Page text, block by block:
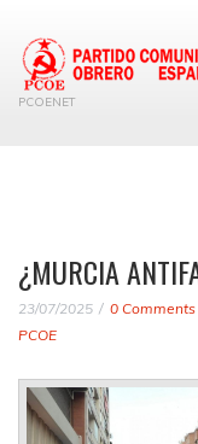
PCOENET
¿MURCIA
23/07/2025 0 Comments
PCOE